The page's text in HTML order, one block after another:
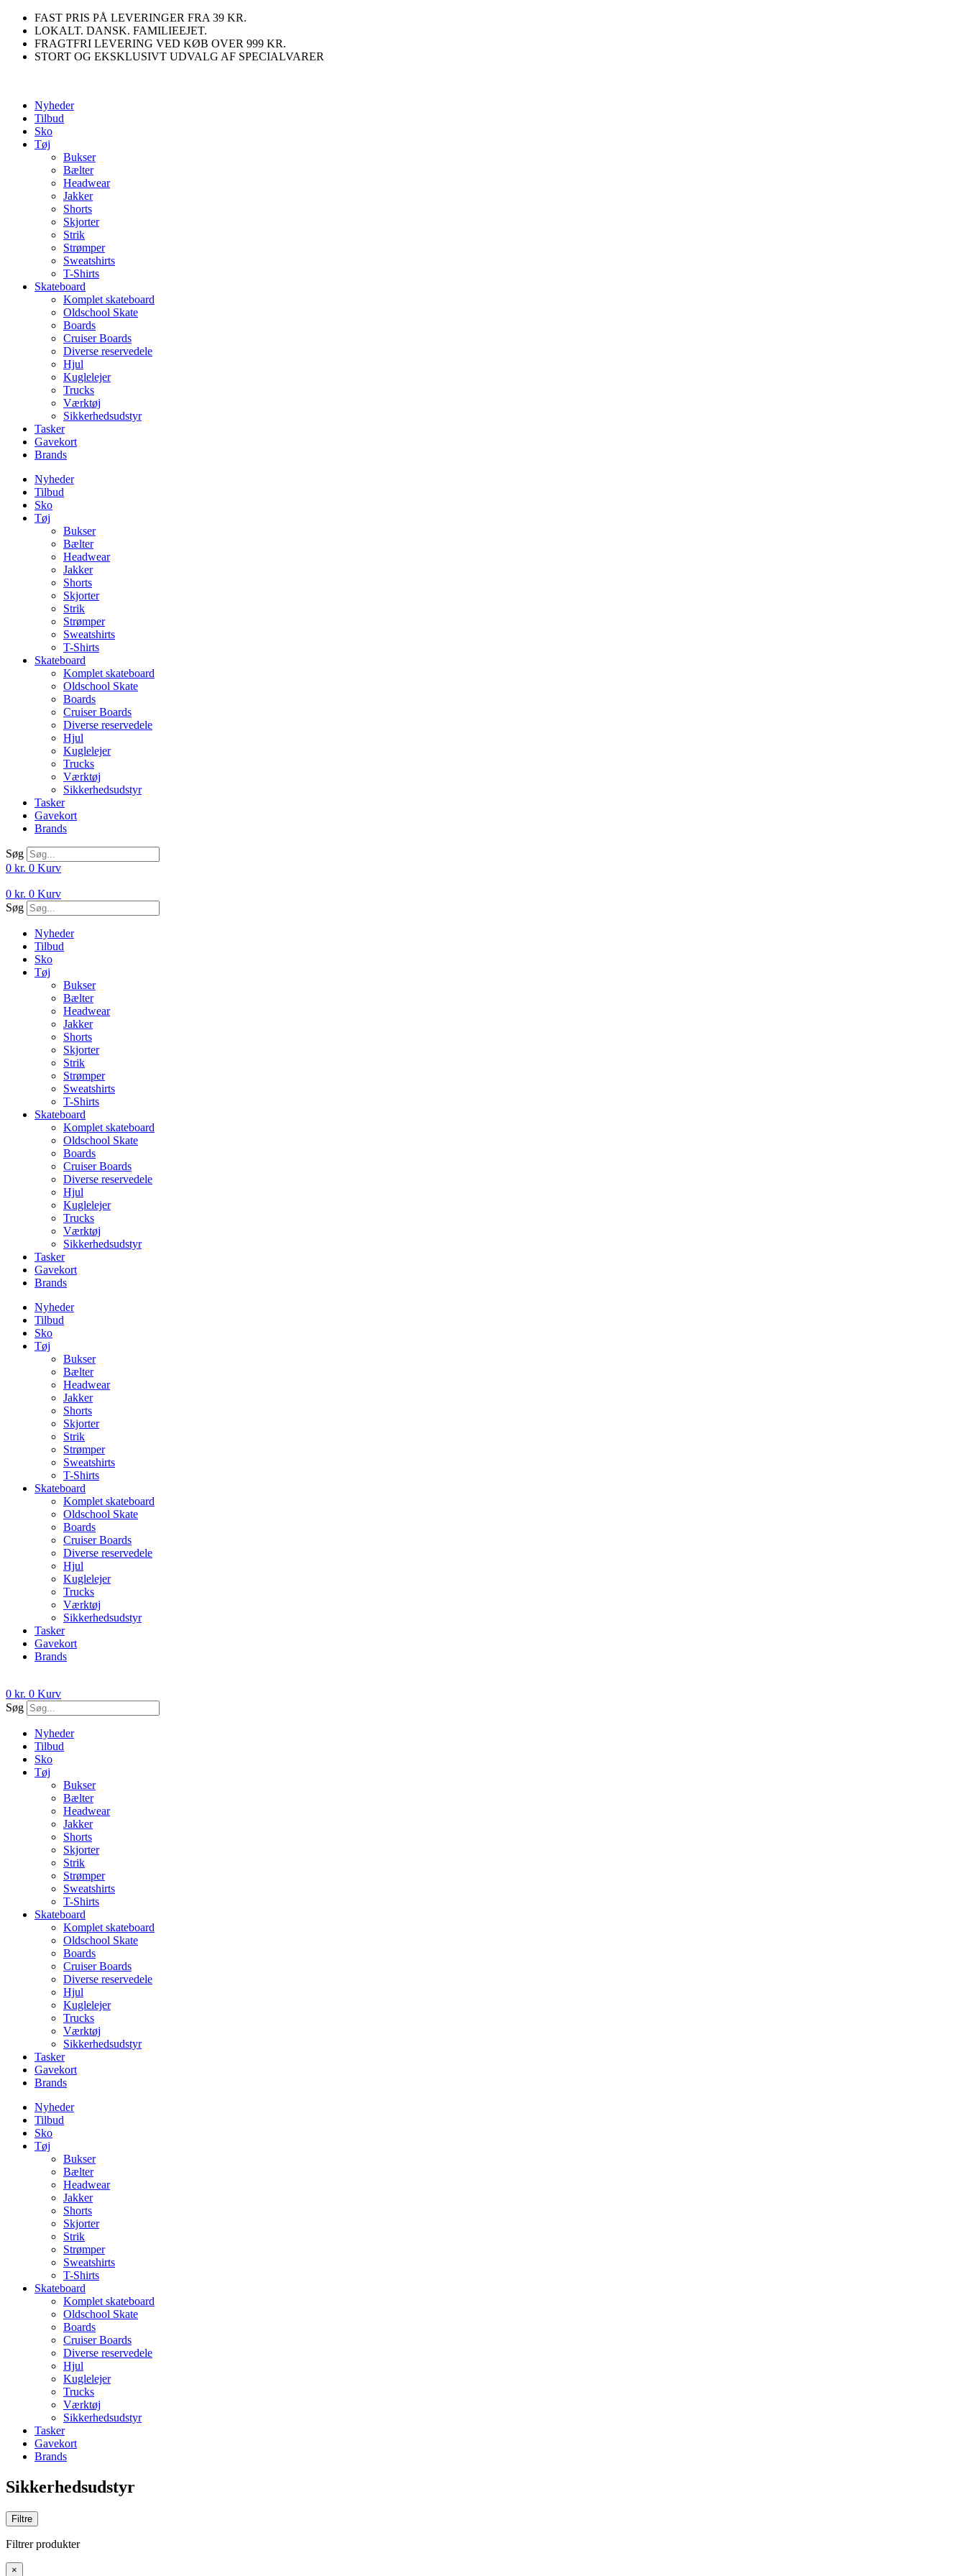
Videre
indhold
FAST PRIS PÅ LEVERINGER FRA 39 KR.
LOKALT. DANSK. FAMILIEEJET.
FRAGTFRI LEVERING VED KØB OVER 999 KR.
STORT OG EKSKLUSIVT UDVALG AF SPECIALVARER
Nyheder
Tilbud
Sko
Tøj
Bukser
Bælter
Headwear
Jakker
Shorts
Skjorter
Strik
Strømper
Sweatshirts
T-Shirts
Skateboard
Komplet skateboard
Oldschool Skate
Boards
Cruiser Boards
Diverse reservedele
Hjul
Kuglelejer
Trucks
Værktøj
Sikkerhedsudstyr
Tasker
Gavekort
Brands
Nyheder
Tilbud
Sko
Tøj
Bukser
Bælter
Headwear
Jakker
Shorts
Skjorter
Strik
Strømper
Sweatshirts
T-Shirts
Skateboard
Komplet skateboard
Oldschool Skate
Boards
Cruiser Boards
Diverse reservedele
Hjul
Kuglelejer
Trucks
Værktøj
Sikkerhedsudstyr
Tasker
Gavekort
Brands
Søg
0 kr. 0 Kurv
0 kr. 0 Kurv
Søg
Nyheder
Tilbud
Sko
Tøj
Bukser
Bælter
Headwear
Jakker
Shorts
Skjorter
Strik
Strømper
Sweatshirts
T-Shirts
Skateboard
Komplet skateboard
Oldschool Skate
Boards
Cruiser Boards
Diverse reservedele
Hjul
Kuglelejer
Trucks
Værktøj
Sikkerhedsudstyr
Tasker
Gavekort
Brands
Nyheder
Tilbud
Sko
Tøj
Bukser
Bælter
Headwear
Jakker
Shorts
Skjorter
Strik
Strømper
Sweatshirts
T-Shirts
Skateboard
Komplet skateboard
Oldschool Skate
Boards
Cruiser Boards
Diverse reservedele
Hjul
Kuglelejer
Trucks
Værktøj
Sikkerhedsudstyr
Tasker
Gavekort
Brands
0 kr. 0 Kurv
Søg
Nyheder
Tilbud
Sko
Tøj
Bukser
Bælter
Headwear
Jakker
Shorts
Skjorter
Strik
Strømper
Sweatshirts
T-Shirts
Skateboard
Komplet skateboard
Oldschool Skate
Boards
Cruiser Boards
Diverse reservedele
Hjul
Kuglelejer
Trucks
Værktøj
Sikkerhedsudstyr
Tasker
Gavekort
Brands
Nyheder
Tilbud
Sko
Tøj
Bukser
Bælter
Headwear
Jakker
Shorts
Skjorter
Strik
Strømper
Sweatshirts
T-Shirts
Skateboard
Komplet skateboard
Oldschool Skate
Boards
Cruiser Boards
Diverse reservedele
Hjul
Kuglelejer
Trucks
Værktøj
Sikkerhedsudstyr
Tasker
Gavekort
Brands
Sikkerhedsudstyr
Filtre
Filtrer produkter
×